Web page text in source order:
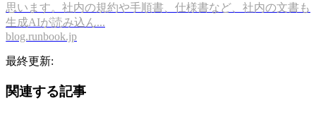
思います。社内の規約や手順書、仕様書など、社内の文書も
生成AIが読み込ん...
blog.runbook.jp
最終更新:
関連する記事